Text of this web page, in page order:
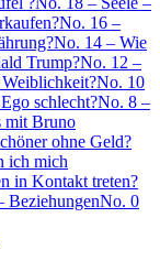
No. 16 –
No. 14 – Wie
Trump?No. 12 –
No. 10
schlecht?No. 8 –
mit Bruno
ohne Geld?
ich mich
in Kontakt treten?
BeziehungenNo. 0